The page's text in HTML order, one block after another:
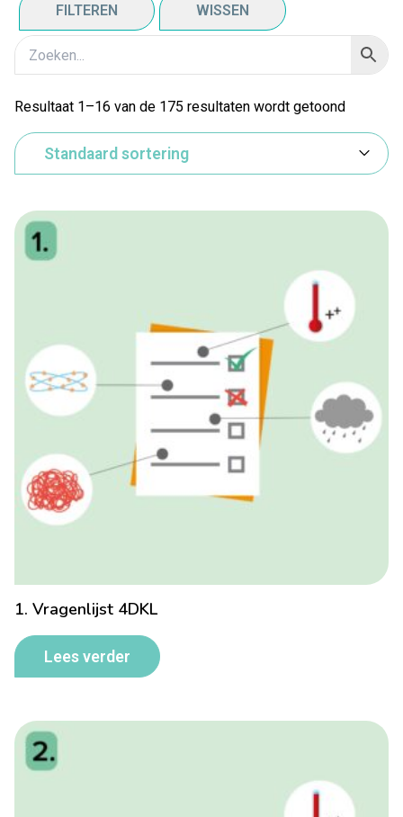
FILTEREN WISSEN
Resultaat 1–16 van de 175 resultaten wordt getoond
1. Vragenlijst 4DKL
Lees verder